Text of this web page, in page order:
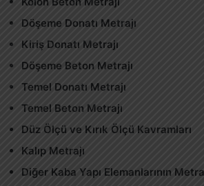
Döşeme Donatı Metrajı
Kiriş Donatı Metrajı
Döşeme Beton Metrajı
Temel Donatı Metrajı
Temel Beton Metrajı
Düz Ölçü ve Kırık Ölçü Kavramları
Kalıp Metrajı
Diğer Kaba Yapı Elemanlarının